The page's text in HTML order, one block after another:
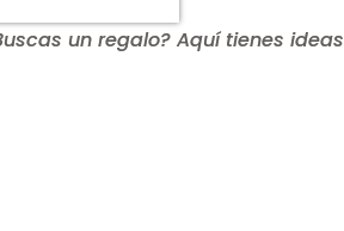
un regalo? Aquí tienes ideas